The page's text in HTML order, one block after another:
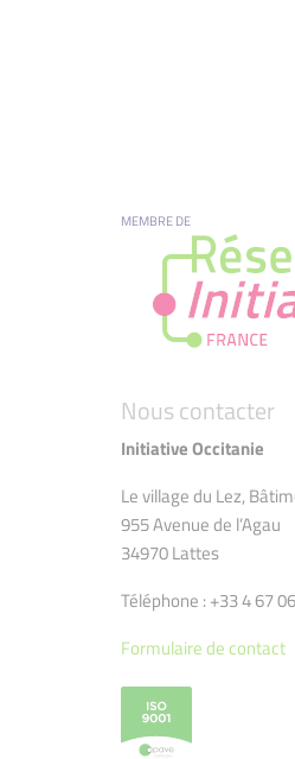
MEMBRE DE
Nous contacter
Initiative Occitanie
Le village du Lez,
955 Avenue de l’Agau
34970 Lattes
Téléphone : +33 4 67
Formulaire de contact